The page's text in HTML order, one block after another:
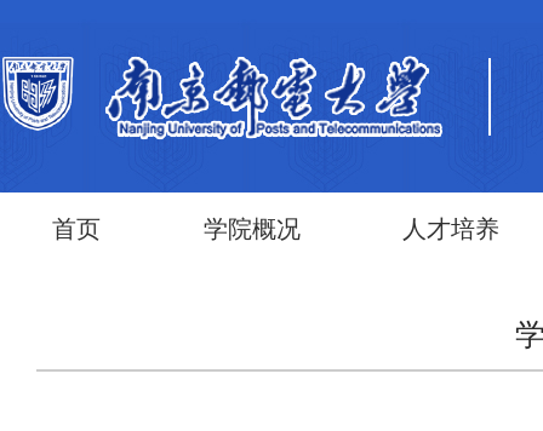
首页 学院概况 人才培养